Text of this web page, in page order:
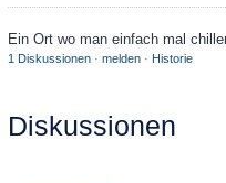
Ein Ort wo man einfach mal
1 Diskussionen· melden· Historie
Diskussionen